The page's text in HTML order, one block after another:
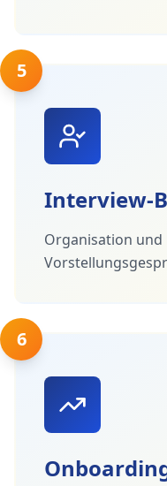
5
Interview-
Organisation
6